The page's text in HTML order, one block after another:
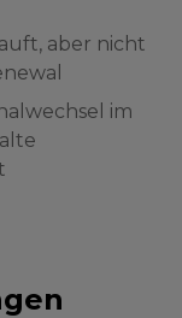
aber nicht
im